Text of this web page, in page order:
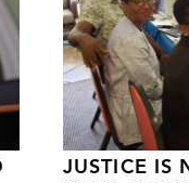
JUSTICE IS